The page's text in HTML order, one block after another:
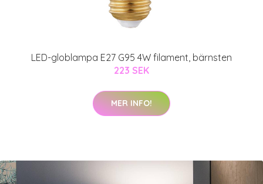
LED-globlampa E27 G95 4W filament, bärnsten
223 SEK
MER INFO!